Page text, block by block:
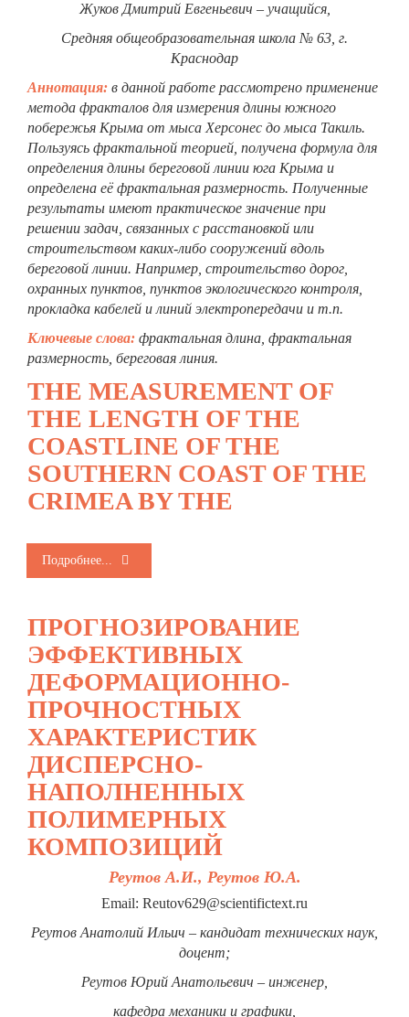
Жуков Дмитрий Евгеньевич – учащийся,
Средняя общеобразовательная школа № 63, г.
Краснодар
Аннотация: в данной работе рассмотрено применение
метода фракталов для измерения длины южного
побережья Крыма от мыса Херсонес до мыса Такиль.
Пользуясь фрактальной теорией, получена формула для
определения длины береговой линии юга Крыма и
определена её фрактальная размерность. Полученные
результаты имеют практическое значение при
решении задач, связанных с расстановкой или
строительством каких-либо сооружений вдоль
береговой линии. Например, строительство дорог,
охранных пунктов, пунктов экологического контроля,
прокладка кабелей и линий электропередачи и т.п.
Ключевые слова: фрактальная длина, фрактальная
размерность, береговая линия.
THE MEASUREMENT OF
THE LENGTH OF THE
COASTLINE OF THE
SOUTHERN COAST OF THE
CRIMEA BY THE
Подробнее...
ПРОГНОЗИРОВАНИЕ
ЭФФЕКТИВНЫХ
ДЕФОРМАЦИОННО-
ПРОЧНОСТНЫХ
ХАРАКТЕРИСТИК
ДИСПЕРСНО-
НАПОЛНЕННЫХ
ПОЛИМЕРНЫХ
КОМПОЗИЦИЙ
Реутов А.И., Реутов Ю.А.
Email: Reutov629@scientifictext.ru
Реутов Анатолий Ильич – кандидат технических наук,
доцент;
Реутов Юрий Анатольевич – инженер,
кафедра механики и графики,